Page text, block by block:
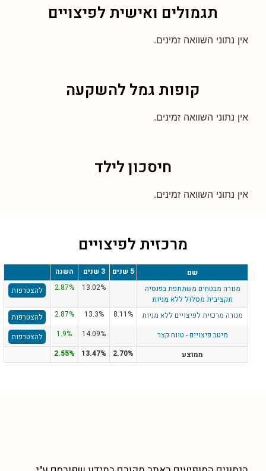
תגמולים ואישית לפיצויים
אין נתוני השוואה זמינים.
קופות גמל להשקעה
אין נתוני השוואה זמינים.
חיסכון לילד
אין נתוני השוואה זמינים.
מרכזית לפיצויים
שם 5 שנים 3 שנים
השנה
מנורה מבטחים משתתפת בפנסיה
תקציבית מסלול ללא מניות
13.02%
2.87% להצטרפות
מנורה מרכזית לפיצויים ללא מניות 8.11%
13.3%
2.87%
להצטרפות
מיטב פיצויים - טווח קצר
14.09%
1.9%
להצטרפות
ממוצע
2.70%
13.47%
2.55%